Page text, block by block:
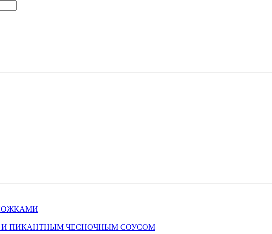
ПИКАНТНЫМ ЧЕСНОЧНЫМ СОУСОМ